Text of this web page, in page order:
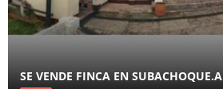
SE VENDE FINCA EN SUBACHOQUE.A